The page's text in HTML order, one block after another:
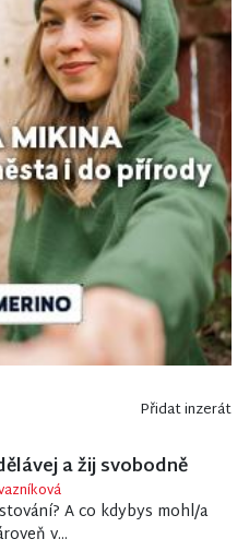
Přidat inzerát
a žij svobodně
A co kdybys mohl/a
v...